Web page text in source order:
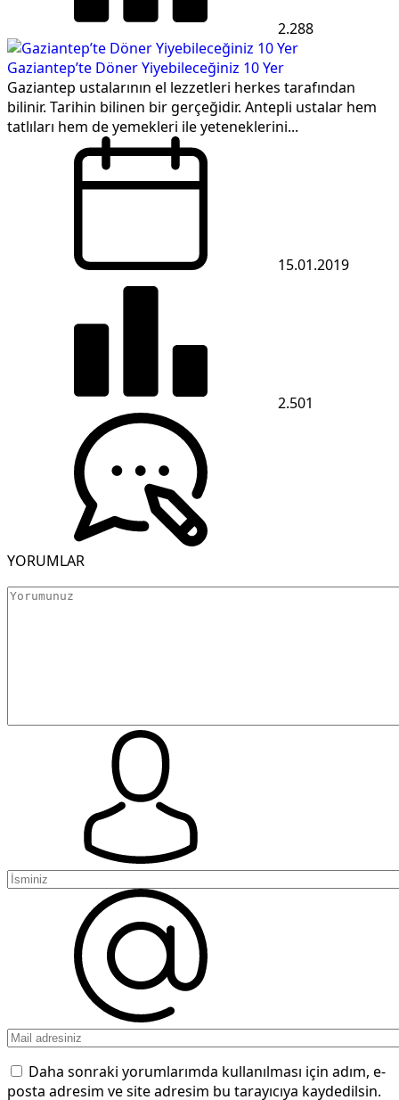
2.288
Gaziantep’te Döner Yiyebileceğiniz 10 Yer
Gaziantep ustalarının el lezzetleri herkes tarafından
bilinir. Tarihin bilinen bir gerçeğidir. Antepli ustalar hem
tatlıları hem de yemekleri ile yeteneklerini...
15.01.2019
2.501
YORUMLAR
Daha sonraki yorumlarımda kullanılması için adım, e-
posta adresim ve site adresim bu tarayıcıya kaydedilsin.